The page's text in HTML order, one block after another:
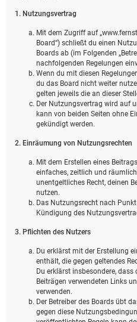
1. Nutzungsvertrag
Mit dem Zugriff auf
Board“) schließt du einen
Boards ab (im Folgenden
nachfolgenden Regelungen
Wenn du mit diesen
du das Board nicht weiter
gelten jeweils die an dieser
Der Nutzungsvertrag wird auf
kann von beiden Seiten ohne
gekündigt werden.
2. Einräumung von Nutzungsrechten
Mit dem Erstellen eines
einfaches, zeitlich und
unentgeltliches Recht, deinen
nutzen.
Das Nutzungsrecht nach
Kündigung des
3. Pflichten des Nutzers
Du erklärst mit der Erstellung
enthält, die gegen geltendes
Du erklärst insbesondere, dass
Beiträgen verwendeten Links
verwenden.
Der Betreiber des Boards übt
gegen diese